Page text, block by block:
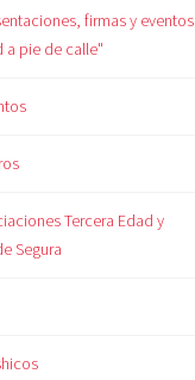
firmas y eventos
a pie de calle"
Tercera Edad y
Segura